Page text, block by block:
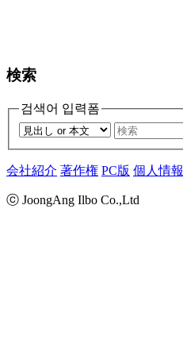
検索
검색어 입력폼
会社紹介 著作権 PC版 個人情報
ⓒ JoongAng Ilbo Co.,Ltd